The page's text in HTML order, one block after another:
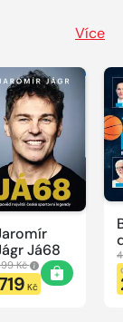
Více
Já68
Kč
Kč